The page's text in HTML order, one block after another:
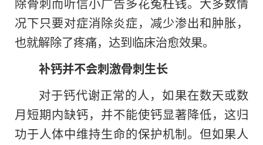
况下只要对症消除炎症，减少渗出和肿胀，
也就解除了疼痛，达到临床治愈效果。
补钙并不会刺激骨刺生长
对于钙代谢正常的人，如果在数天或数
月短期内缺钙，并不能使钙显著降低，这归
功于人体中维持生命的保护机制。但如果人